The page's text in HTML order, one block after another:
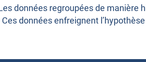
données regroupées de manière
données enfreignent